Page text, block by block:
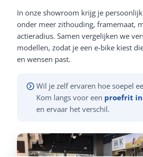
In onze showroom krijg je
onder meer zithouding, framemaat,
actieradius. Samen vergelijken we
modellen, zodat je een e-bike kiest
en wensen past.
Wil je zelf ervaren hoe soepel
Kom langs voor een proefrit
en ervaar het verschil.